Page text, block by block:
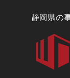
静岡県の